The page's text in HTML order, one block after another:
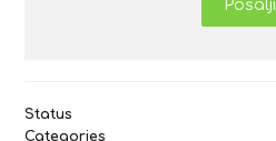
Pošalji
Status
Categories